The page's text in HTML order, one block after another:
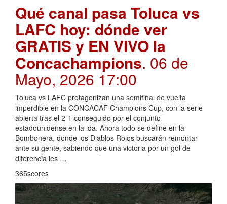
Qué canal pasa Toluca vs
LAFC hoy: dónde ver
GRATIS y EN VIVO la
Concachampions. 06 de
Mayo, 2026 17:00
Toluca vs LAFC protagonizan una semifinal de vuelta
imperdible en la CONCACAF Champions Cup, con la serie
abierta tras el 2-1 conseguido por el conjunto
estadounidense en la ida. Ahora todo se define en la
Bombonera, donde los Diablos Rojos buscarán remontar
ante su gente, sabiendo que una victoria por un gol de
diferencia les …
365scores